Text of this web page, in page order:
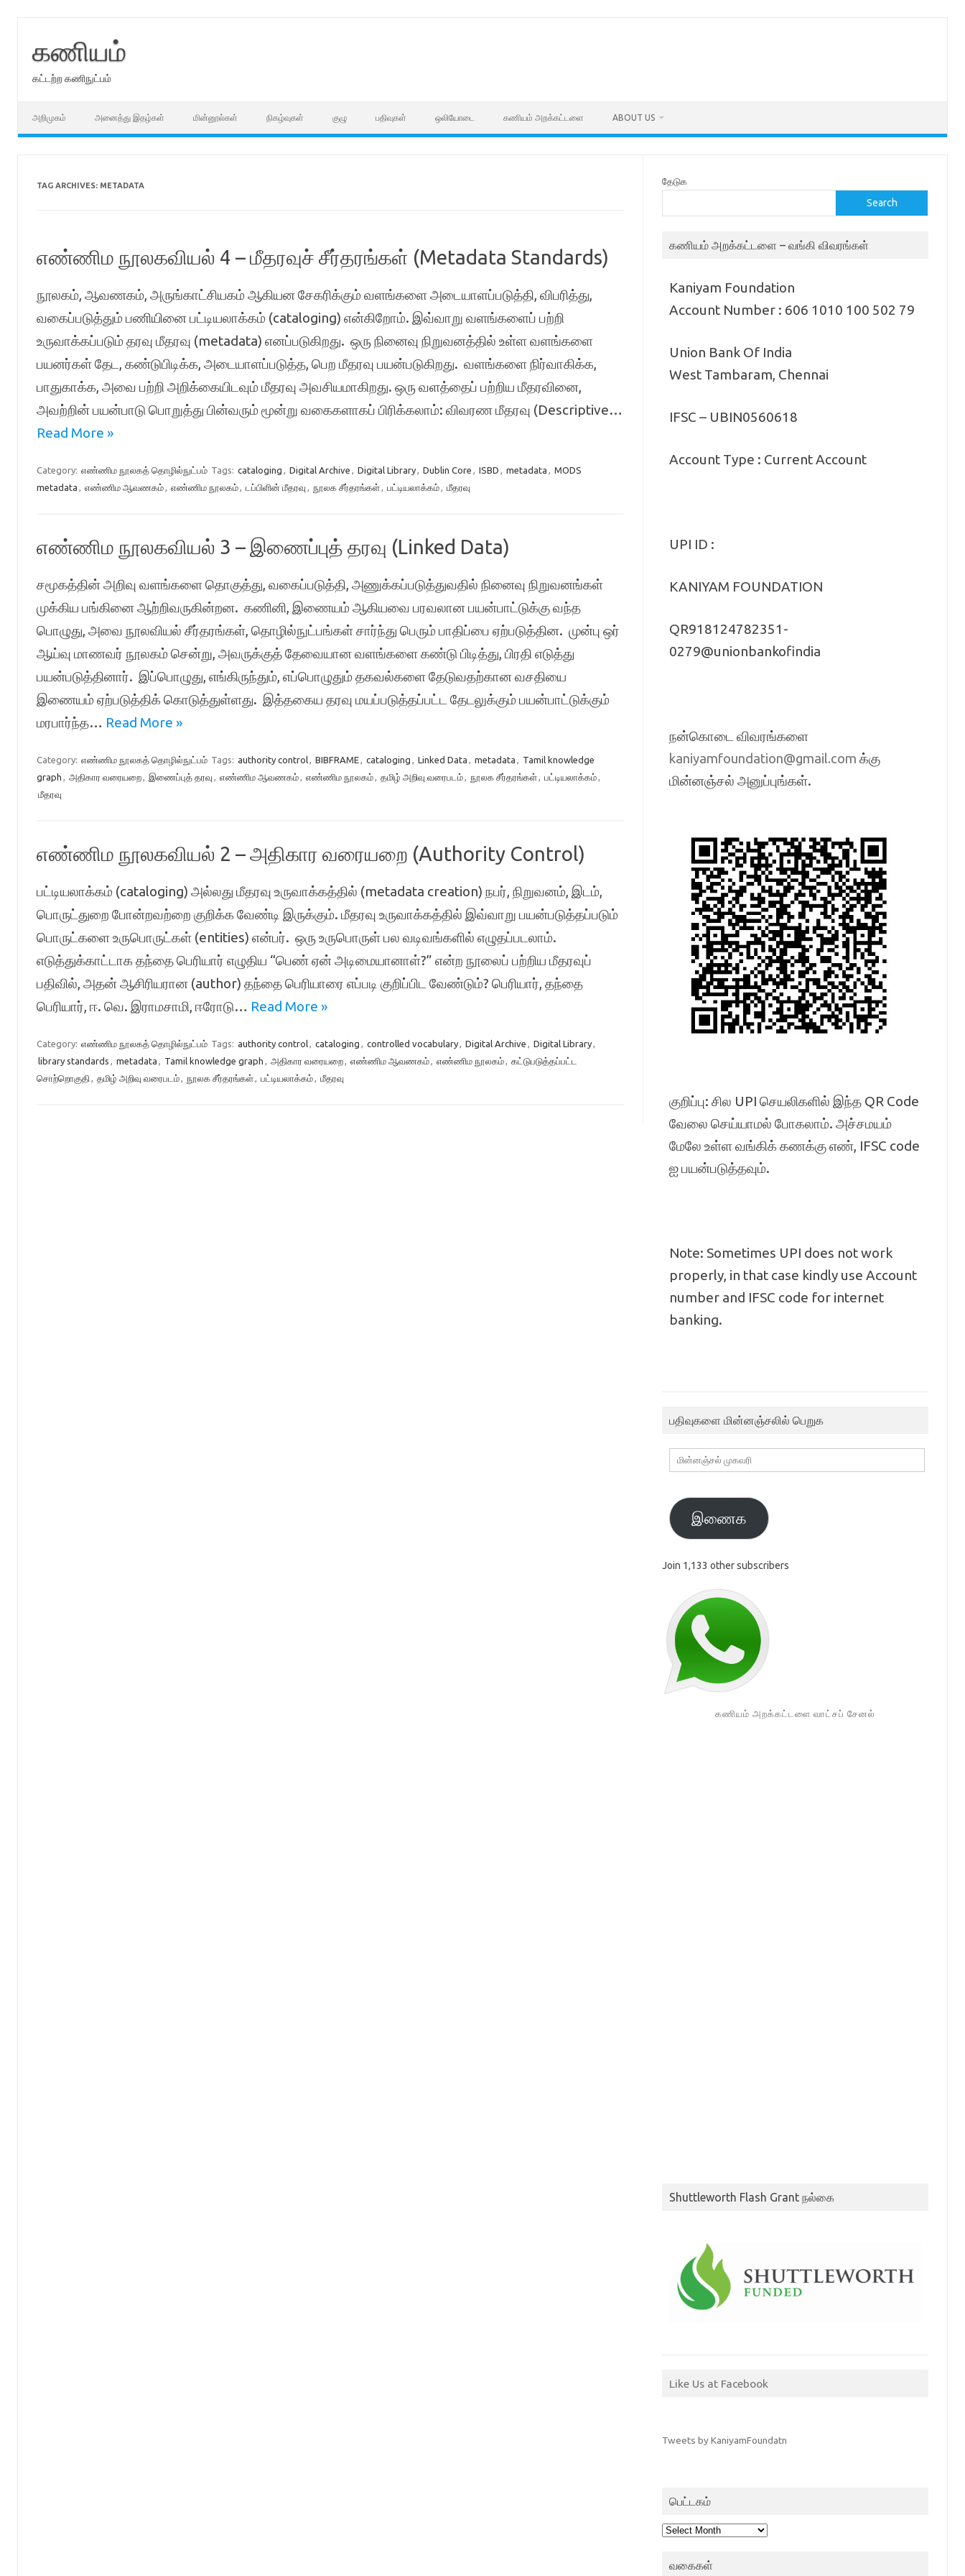
கணியம்
கட்டற்ற கணிநுட்பம்
அறிமுகம் அனைத்து இதழ்கள் மின்னூல்கள் நிகழ்வுகள் குழு பதிவுகள் ஒலியோடை கணியம் அறக்கட்டளை ABOUT US
TAG ARCHIVES: METADATA
எண்ணிம நூலகவியல் 4 – மீதரவுச் சீர்தரங்கள் (Metadata Standards)
நூலகம், ஆவணகம், அருங்காட்சியகம் ஆகியன சேகரிக்கும் வளங்களை அடையாளப்படுத்தி, விபரித்து,
வகைப்படுத்தும் பணியினை பட்டியலாக்கம் (cataloging) என்கிறோம். இவ்வாறு வளங்களைப் பற்றி
உருவாக்கப்படும் தரவு மீதரவு (metadata) எனப்படுகிறது. ஒரு நினைவு நிறுவனத்தில் உள்ள வளங்களை
பயனர்கள் தேட, கண்டுபிடிக்க, அடையாளப்படுத்த, பெற மீதரவு பயன்படுகிறது. வளங்களை நிர்வாகிக்க,
பாதுகாக்க, அவை பற்றி அறிக்கையிடவும் மீதரவு அவசியமாகிறது. ஒரு வளத்தைப் பற்றிய மீதரவினை,
அவற்றின் பயன்பாடு பொறுத்து பின்வரும் மூன்று வகைகளாகப் பிரிக்கலாம்: விவரண மீதரவு (Descriptive…
Read More »
Category: எண்ணிம நூலகத் தொழில்நுட்பம் Tags: cataloging , Digital Archive , Digital Library, Dublin Core , ISBD , metadata , MODS
metadata , எண்ணிம ஆவணகம், எண்ணிம நூலகம், டப்பிளின் மீதரவு , நூலக சீர்தரங்கள், பட்டியலாக்கம், மீதரவு
எண்ணிம நூலகவியல் 3 – இணைப்புத் தரவு (Linked Data)
சமூகத்தின் அறிவு வளங்களை தொகுத்து, வகைப்படுத்தி, அணுக்கப்படுத்துவதில் நினைவு நிறுவனங்கள்
முக்கிய பங்கினை ஆற்றிவருகின்றன. கணினி, இணையம் ஆகியவை பரவலான பயன்பாட்டுக்கு வந்த
பொழுது, அவை நூலவியல் சீர்தரங்கள், தொழில்நுட்பங்கள் சார்ந்து பெரும் பாதிப்பை ஏற்படுத்தின. முன்பு ஒர்
ஆய்வு மாணவர் நூலகம் சென்று, அவருக்குத் தேவையான வளங்களை கண்டு பிடித்து, பிரதி எடுத்து
பயன்படுத்தினார். இப்பொழுது, எங்கிருந்தும், எப்பொழுதும் தகவல்களை தேடுவதற்கான வசதியை
இணையம் ஏற்படுத்திக் கொடுத்துள்ளது. இத்தகைய தரவு மயப்படுத்தப்பட்ட தேடலுக்கும் பயன்பாட்டுக்கும்
மரபார்ந்த… Read More »
Category: எண்ணிம நூலகத் தொழில்நுட்பம் Tags: authority control, BIBFRAME, cataloging , Linked Data , metadata , Tamil knowledge
graph , அதிகார வரையறை, இணைப்புத் தரவு , எண்ணிம ஆவணகம், எண்ணிம நூலகம், தமிழ் அறிவு வரைபடம், நூலக சீர்தரங்கள், பட்டியலாக்கம்,
மீதரவு
எண்ணிம நூலகவியல் 2 – அதிகார வரையறை (Authority Control)
பட்டியலாக்கம் (cataloging) அல்லது மீதரவு உருவாக்கத்தில் (metadata creation) நபர், நிறுவனம், இடம்,
பொருட்துறை போன்றவற்றை குறிக்க வேண்டி இருக்கும். மீதரவு உருவாக்கத்தில் இவ்வாறு பயன்படுத்தப்படும்
பொருட்களை உருபொருட்கள் (entities) என்பர். ஒரு உருபொருள் பல வடிவங்களில் எழுதப்படலாம்.
எடுத்துக்காட்டாக தந்தை பெரியார் எழுதிய “பெண் ஏன் அடிமையானாள்?” என்ற நூலைப் பற்றிய மீதரவுப்
பதிவில், அதன் ஆசிரியரான (author) தந்தை பெரியாரை எப்படி குறிப்பிட வேண்டும்? பெரியார், தந்தை
பெரியார், ஈ. வெ. இராமசாமி, ஈரோடு… Read More »
Category: எண்ணிம நூலகத் தொழில்நுட்பம் Tags: authority control, cataloging , controlled vocabulary, Digital Archive , Digital Library,
library standards , metadata , Tamil knowledge graph , அதிகார வரையறை, எண்ணிம ஆவணகம், எண்ணிம நூலகம், கட்டுபடுத்தப்பட்ட
சொற்றொகுதி , தமிழ் அறிவு வரைபடம், நூலக சீர்தரங்கள், பட்டியலாக்கம், மீதரவு
தேடுக
Search
கணியம் அறக்கட்டளை – வங்கி விவரங்கள்
Kaniyam Foundation
Account Number : 606 1010 100 502 79
Union Bank Of India
West Tambaram, Chennai
IFSC – UBIN0560618
Account Type : Current Account
UPI ID :
KANIYAM FOUNDATION
QR918124782351-
0279@unionbankofindia
நன்கொடை விவரங்களை
kaniyamfoundation@gmail.com க்கு
மின்னஞ்சல் அனுப்புங்கள்.
குறிப்பு: சில UPI செயலிகளில் இந்த QR Code
வேலை செய்யாமல் போகலாம். அச்சமயம்
மேலே உள்ள வங்கிக் கணக்கு எண், IFSC code
ஐ பயன்படுத்தவும்.
Note: Sometimes UPI does not work
properly, in that case kindly use Account
number and IFSC code for internet
banking.
பதிவுகளை மின்னஞ்சலில் பெறுக
மின்னஞ்சல்
முகவரி
இணைக
Join 1,133 other subscribers
கணியம் அறக்கட்டளை வாட்சப் சேனல்
Shuttleworth Flash Grant நல்கை
Like Us at Facebook
Tweets by KaniyamFoundatn
பெட்டகம்
பெட்டகம்
வகைகள்